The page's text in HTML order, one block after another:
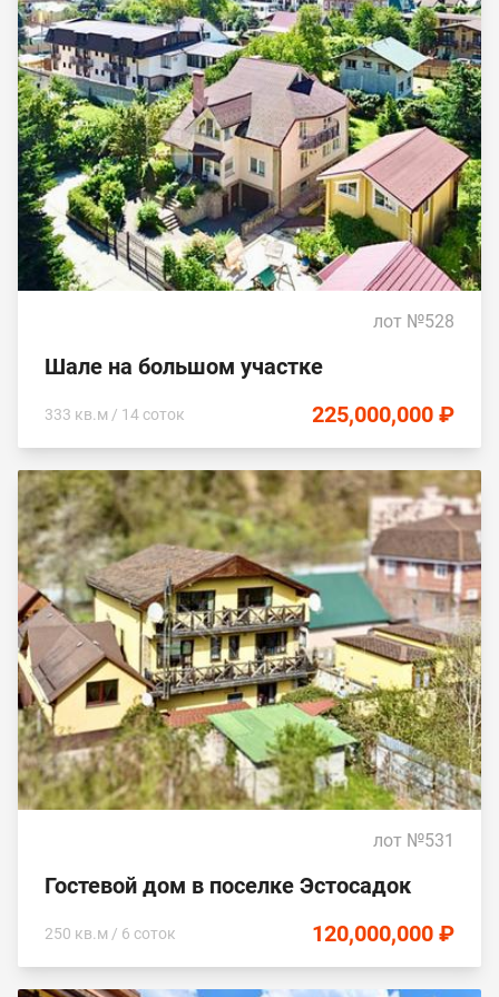
лот №528
Шале на большом участке
333 кв.м / 14 соток 225,000,000 ₽
лот №531
Гостевой дом в поселке Эстосадок
250 кв.м / 6 соток 120,000,000 ₽